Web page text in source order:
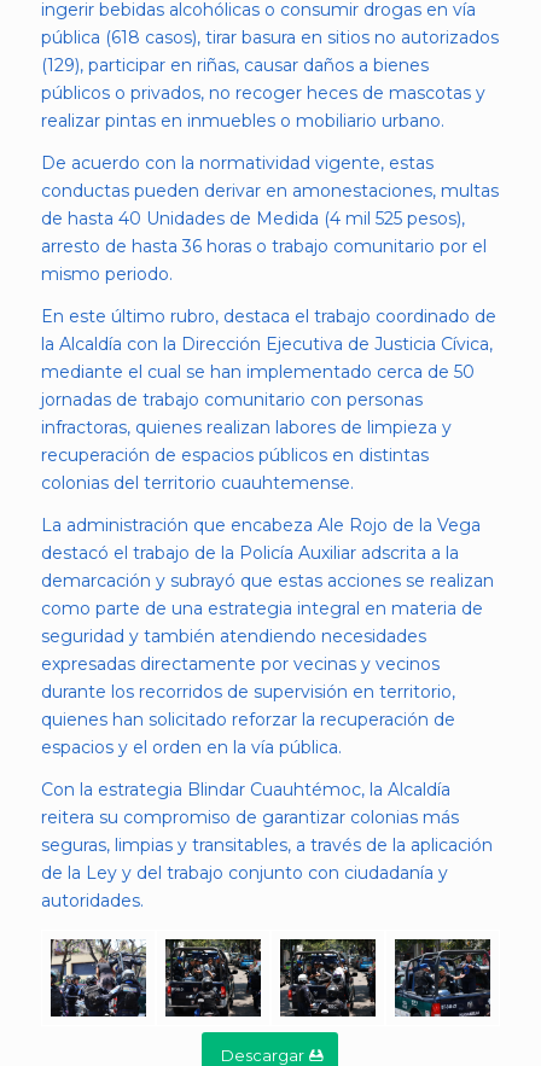
ingerir bebidas alcohólicas o consumir drogas en vía
pública (618 casos), tirar basura en sitios no autorizados
(129), participar en riñas, causar daños a bienes
públicos o privados, no recoger heces de mascotas y
realizar pintas en inmuebles o mobiliario urbano.
De acuerdo con la normatividad vigente, estas
conductas pueden derivar en amonestaciones, multas
de hasta 40 Unidades de Medida (4 mil 525 pesos),
arresto de hasta 36 horas o trabajo comunitario por el
mismo periodo.
En este último rubro, destaca el trabajo coordinado de
la Alcaldía con la Dirección Ejecutiva de Justicia Cívica,
mediante el cual se han implementado cerca de 50
jornadas de trabajo comunitario con personas
infractoras, quienes realizan labores de limpieza y
recuperación de espacios públicos en distintas
colonias del territorio cuauhtemense.
La administración que encabeza Ale Rojo de la Vega
destacó el trabajo de la Policía Auxiliar adscrita a la
demarcación y subrayó que estas acciones se realizan
como parte de una estrategia integral en materia de
seguridad y también atendiendo necesidades
expresadas directamente por vecinas y vecinos
durante los recorridos de supervisión en territorio,
quienes han solicitado reforzar la recuperación de
espacios y el orden en la vía pública.
Con la estrategia Blindar Cuauhtémoc, la Alcaldía
reitera su compromiso de garantizar colonias más
seguras, limpias y transitables, a través de la aplicación
de la Ley y del trabajo conjunto con ciudadanía y
autoridades.
Descargar